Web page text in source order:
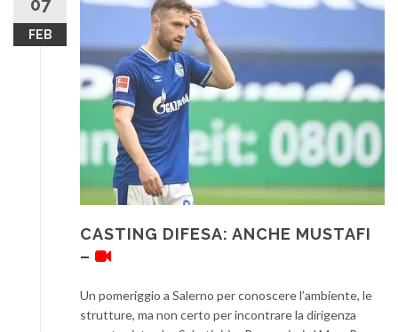
FEB
CASTING DIFESA: ANCHE MUSTAFI
–
Un pomeriggio a Salerno per conoscere l’ambiente, le
strutture, ma non certo per incontrare la dirigenza